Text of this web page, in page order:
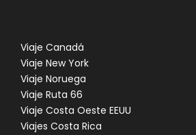
Viaje Canadá
Viaje New York
Viaje Noruega
Viaje Ruta 66
Viaje Costa Oeste EEUU
Viajes Costa Rica